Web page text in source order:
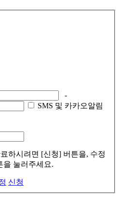
-
SMS 및 카카오알림
하시려면 [신청] 버튼을, 수정
을 눌러주세요.
신청